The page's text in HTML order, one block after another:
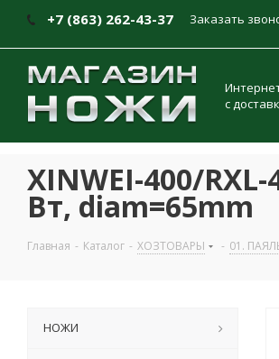
+7 (863) 262-43-37 Заказать
с
XINWEI-400/
Вт, diam=65mm
Главная - Каталог - ХОЗТОВАРЫ - 01.
НОЖИ